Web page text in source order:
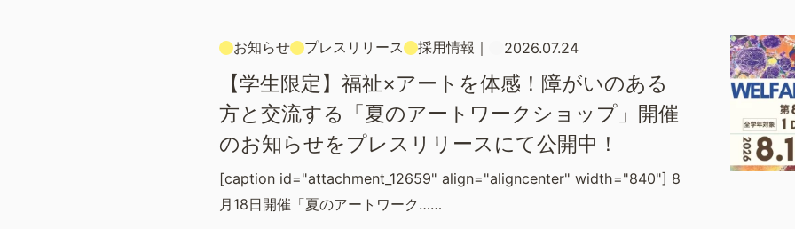
お知らせ プレスリリース 採用情報 ｜ 2026.07.24
【学生限定】福祉×アートを体感！障がいのある
方と交流する「夏のアートワークショップ」開催
のお知らせをプレスリリースにて公開中！
[caption id="attachment_12659" align="aligncenter" width="840"] 8
月18日開催「夏のアートワーク……